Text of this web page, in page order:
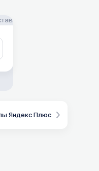
FILTERIX — Запчасти,
Яндекс Плюс